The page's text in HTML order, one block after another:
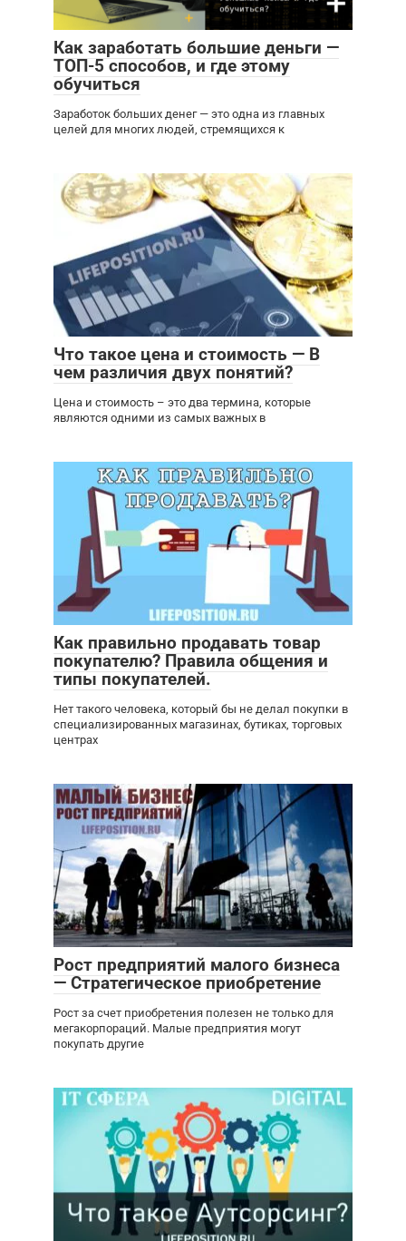
Как заработать большие деньги —
ТОП-5 способов, и где этому
обучиться
Заработок больших денег — это одна из главных
целей для многих людей, стремящихся к
Что такое цена и стоимость — В
чем различия двух понятий?
Цена и стоимость – это два термина, которые
являются одними из самых важных в
Как правильно продавать товар
покупателю? Правила общения и
типы покупателей.
Нет такого человека, который бы не делал покупки в
специализированных магазинах, бутиках, торговых
центрах
Рост предприятий малого бизнеса
— Стратегическое приобретение
Рост за счет приобретения полезен не только для
мегакорпораций. Малые предприятия могут
покупать другие